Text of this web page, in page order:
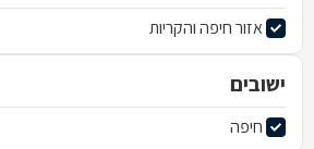
אזור חיפה והקריות
ישובים
חיפה